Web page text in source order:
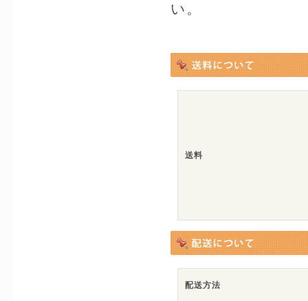
い。
送料
配送方法